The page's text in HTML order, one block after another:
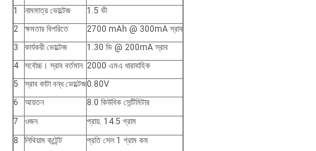
1
নামমাত্র ভোল্টেজ
1.5 ভী
2
ক্ষমতার বিপরিতে
2700 mAh @ 300mA স্রাব
3
কার্যকরী ভোল্টেজ
1.30 ভি @ 200mA স্রাব
4
সর্বোচ্চ। স্রাব বর্তমান 2000 এমএ ধারাবাহিক
5
স্রাব কাটা বন্ধ ভোল্টেজ0.80V
6
আয়তন
8.0 কিউবিক সেন্টিমিটার
7
ওজন
প্রায়. 14.5 গ্রাম
8
লিথিয়াম কন্টেন্ট
প্রতি সেল 1 গ্রাম কম